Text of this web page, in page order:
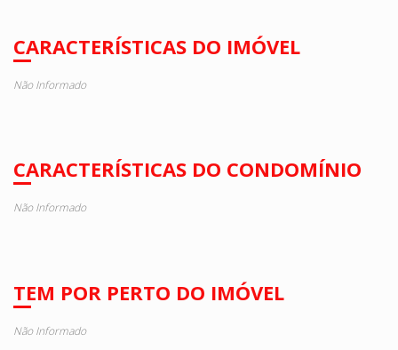
CARACTERÍSTICAS DO IMÓVEL
Não Informado
CARACTERÍSTICAS DO CONDOMÍNIO
Não Informado
TEM POR PERTO DO IMÓVEL
Não Informado